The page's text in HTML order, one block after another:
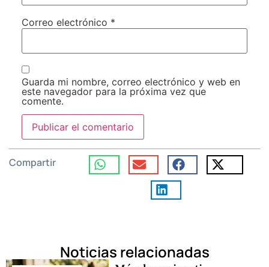
Correo electrónico *
Guarda mi nombre, correo electrónico y web en
este navegador para la próxima vez que
comente.
Compartir
Noticias relacionadas